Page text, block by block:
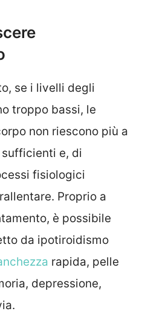
se i livelli degli
troppo bassi, le
non riescono più a
e, di
fisiologici
Proprio a
è possibile
da ipotiroidismo
rapida, pelle
depressione,